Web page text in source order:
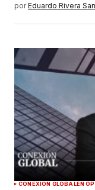
por Eduardo Rivera
CONEXIÓN GLOBALEN